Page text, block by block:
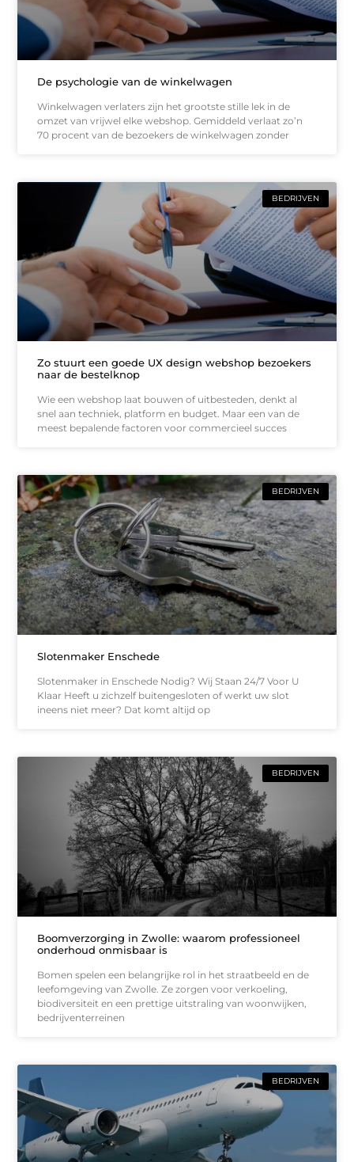
De psychologie van de winkelwagen
Winkelwagen verlaters zijn het grootste stille lek in de
omzet van vrijwel elke webshop. Gemiddeld verlaat zo’n
70 procent van de bezoekers de winkelwagen zonder
BEDRIJVEN
Zo stuurt een goede UX design webshop bezoekers
naar de bestelknop
Wie een webshop laat bouwen of uitbesteden, denkt al
snel aan techniek, platform en budget. Maar een van de
meest bepalende factoren voor commercieel succes
BEDRIJVEN
Slotenmaker Enschede
Slotenmaker in Enschede Nodig? Wij Staan 24/7 Voor U
Klaar Heeft u zichzelf buitengesloten of werkt uw slot
ineens niet meer? Dat komt altijd op
BEDRIJVEN
Boomverzorging in Zwolle: waarom professioneel
onderhoud onmisbaar is
Bomen spelen een belangrijke rol in het straatbeeld en de
leefomgeving van Zwolle. Ze zorgen voor verkoeling,
biodiversiteit en een prettige uitstraling van woonwijken,
bedrijventerreinen
BEDRIJVEN